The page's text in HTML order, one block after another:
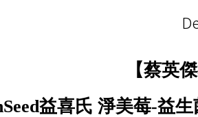
【蔡英
益喜氏 淨美莓-益生